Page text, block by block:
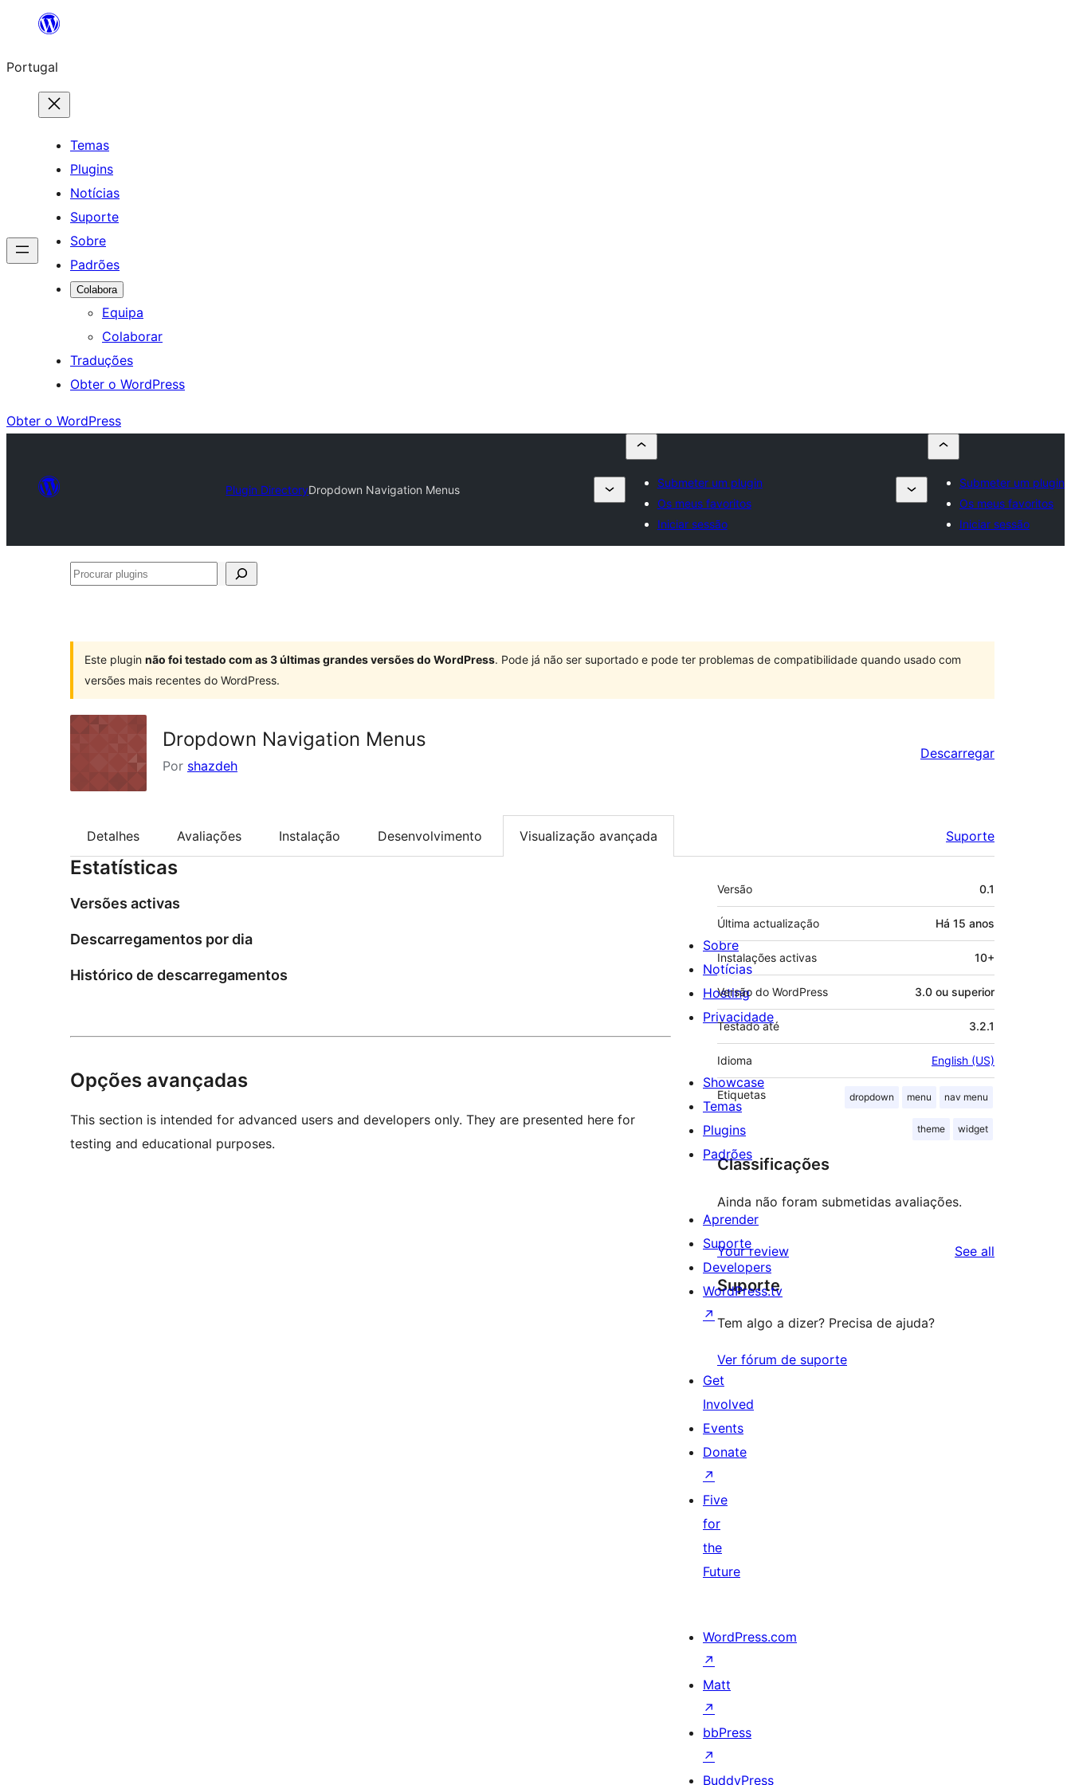
Saltar
o
conteúdo
Portugal
Temas
Plugins
Notícias
Suporte
Sobre
Padrões
Colabora
Equipa
Colaborar
Traduções
Obter o WordPress
Obter o WordPress
Plugin DirectoryDropdown Navigation Menus
Submeter um plugin
Os meus favoritos
Iniciar sessão
Submeter um plugin
Os meus favoritos
Iniciar sessão
Procurar
Este plugin não foi testado com as 3 últimas grandes versões do WordPress. Pode já não ser suportado e pode ter problemas de compatibilidade quando usado com
versões mais recentes do WordPress.
Dropdown Navigation Menus
Por shazdeh
Descarregar
Detalhes Avaliações Instalação Desenvolvimento Visualização avançada Suporte
Estatísticas
Versões activas
Descarregamentos por dia
Histórico de descarregamentos
Opções avançadas
This section is intended for advanced users and developers only. They are presented here for
testing and educational purposes.
Metadados
Versão 0.1
Última actualização Há 15 anos
Instalações activas 10+
Versão do WordPress 3.0 ou superior
Testado até 3.2.1
Idioma English (US)
Etiquetas dropdown menu nav menu
theme widget
Classificações
Ainda não foram submetidas avaliações.
Your review See all
Suporte
Tem algo a dizer? Precisa de ajuda?
Ver fórum de suporte
Sobre
Notícias
Hosting
Privacidade
Showcase
Temas
Plugins
Padrões
Aprender
Suporte
Developers
WordPress.tv
↗
Get
Involved
Events
Donate
↗
Five
for
the
Future
WordPress.com
↗
Matt
↗
bbPress
↗
BuddyPress